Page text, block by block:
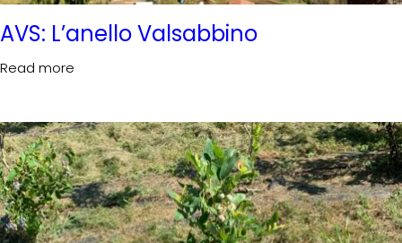
AVS: L’anello Valsabbino
Read more